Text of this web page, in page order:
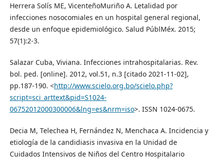
Herrera Solís ME, VicenteñoMuriño A. Letalidad por
infecciones nosocomiales en un hospital general regional,
desde un enfoque epidemiológico. Salud PúblMéx. 2015;
57(1):2-3.
Salazar Cuba, Viviana. Infecciones intrahospitalarias. Rev.
bol. ped. [online]. 2012, vol.51, n.3 [citado 2021-11-02],
pp.187-190. <http://www.scielo.org.bo/scielo.php?
script=sci_arttext&pid=S1024-
06752012000300006&lng=es&nrm=iso>. ISSN 1024-0675.
Decia M, Telechea H, Fernández N, Menchaca A. Incidencia y
etiología de la candidiasis invasiva en la Unidad de
Cuidados Intensivos de Niños del Centro Hospitalario